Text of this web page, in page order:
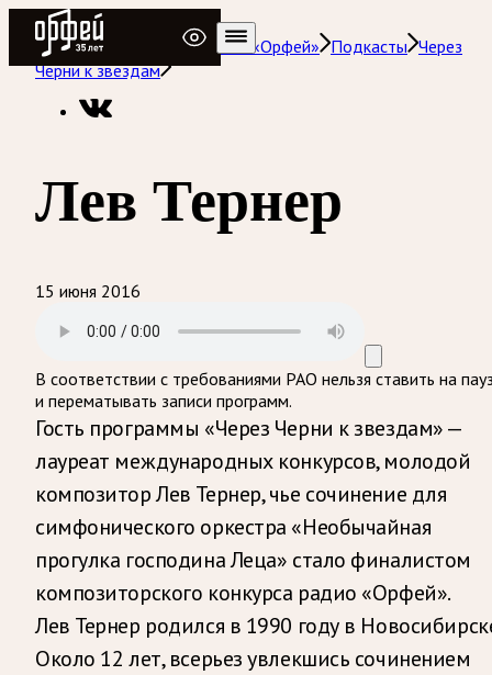
Радио Орфей
Радио классической музыки «Орфей» Подкасты Через
Черни к звездам
Лев Тернер
15 июня 2016
В соответствии с требованиями РАО нельзя ставить на
и перематывать записи программ.
Гость программы «Через Черни к звездам» —
лауреат международных конкурсов, молодой
композитор Лев Тернер, чье сочинение для
симфонического оркестра «Необычайная
прогулка господина Леца» стало финалистом
композиторского конкурса радио «Орфей».
Лев Тернер родился в 1990 году в
Около 12 лет, всерьез увлекшись сочинением